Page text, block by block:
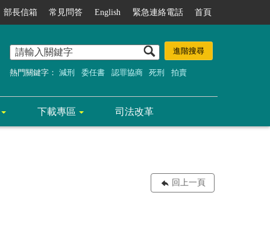
部長信箱 常見問答 English 緊急連絡電話 首頁
熱門關鍵字： 減刑 委任書 認罪協商 死刑 拍賣
下載專區 司法改革
回上一頁